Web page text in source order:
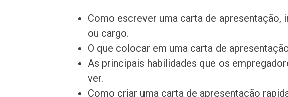
Como escrever uma carta de apresentação,
ou cargo.
O que colocar em uma carta de
As principais habilidades que os
ver.
Como criar uma carta de apresentação